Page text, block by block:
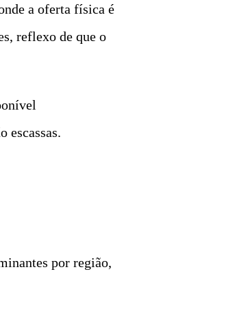
a oferta física é
reflexo de que o
escassas.
por região,